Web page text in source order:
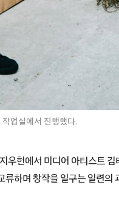
업실에서 진행했다.
헌에서 미디어 아티스트 김
하며 창작을 일구는 일련의